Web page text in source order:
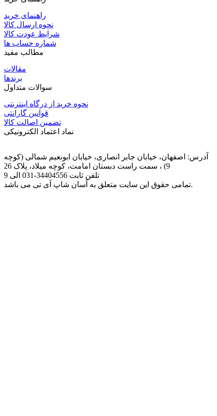
راهنمای خرید
نحوه ارسال کالا
شرایط عودت کالا
شماره حساب ها
مطالب مفید
مقالات
برندها
سوالات متداول
نحوه خرید از درگاه اینترنتی
قوانین گارانتی
تضمین اصالت کالا
نماد اعتماد الکترونیکی
آدرس: اصفهان، خیابان جابر انصاری، خیابان ابونعیم شمالی (کوچه
9) ، سمت راست دبستان امامت، کوچه میلاد، پلاک 26
تلفن ثابت 031-34404556 الی 9
تمامی حقوق این سایت متعلق به آسان شاپ آی تی می باشد.